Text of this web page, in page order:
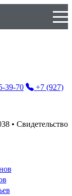
39-70
+7 (927)
• Свидетельство